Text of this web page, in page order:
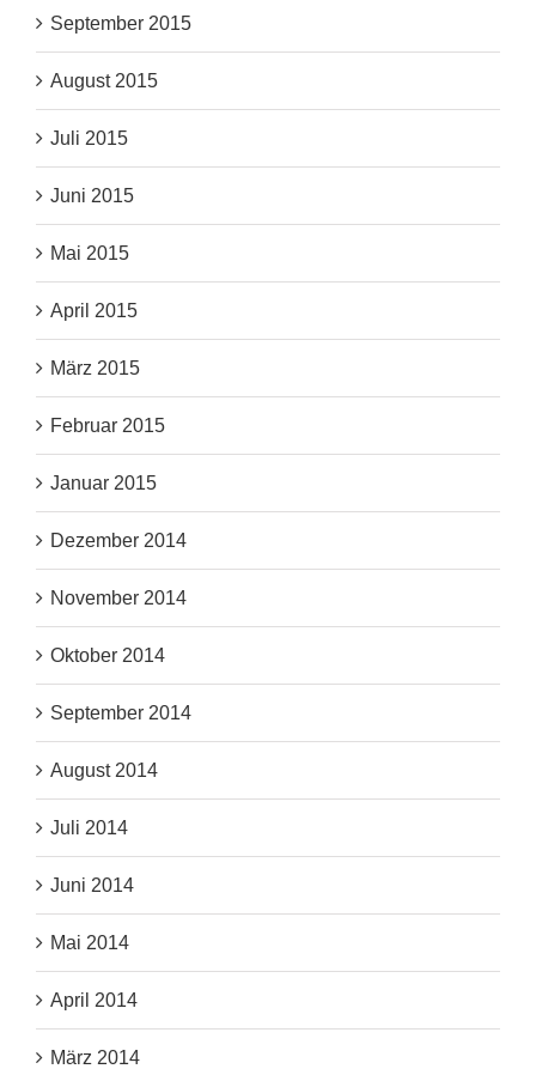
September 2015
August 2015
Juli 2015
Juni 2015
Mai 2015
April 2015
März 2015
Februar 2015
Januar 2015
Dezember 2014
November 2014
Oktober 2014
September 2014
August 2014
Juli 2014
Juni 2014
Mai 2014
April 2014
März 2014